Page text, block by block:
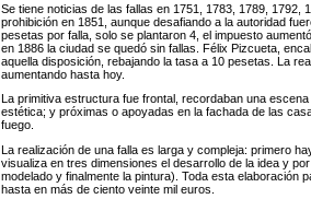
Se tiene noticias de las fallas en 1751, 1783, 1789,
prohibición en 1851, aunque desafiando a la autoridad
pesetas por falla, solo se plantaron 4, el impuesto
en 1886 la ciudad se quedó sin fallas. Félix Pizcueta,
aquella disposición, rebajando la tasa a 10 pesetas. La
aumentando hasta hoy.
La primitiva estructura fue frontal, recordaban una
estética; y próximas o apoyadas en la fachada de las
fuego.
La realización de una falla es larga y compleja: primero
visualiza en tres dimensiones el desarrollo de la idea y
modelado y finalmente la pintura). Toda esta elaboración
hasta en más de ciento veinte mil euros.